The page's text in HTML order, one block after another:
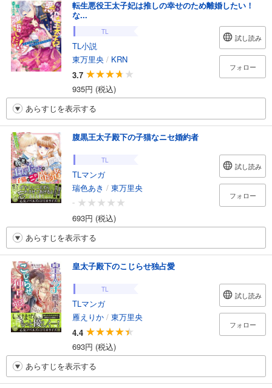
転生悪役王太子妃は推しの幸せのため離婚したい！
な...
TL
TL小説
東万里央 / KRN
3.7
935円 (税込)
試し読み
フォロー
あらすじを表示する
腹黒王太子殿下の子猫なニセ婚約者
TL
TLマンガ
瑞色あき / 東万里央
-
693円 (税込)
試し読み
フォロー
あらすじを表示する
皇太子殿下のこじらせ独占愛
TL
TLマンガ
雁えりか / 東万里央
4.4
693円 (税込)
試し読み
フォロー
あらすじを表示する